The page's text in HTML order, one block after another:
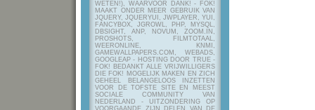
WETEN!), WAARVOOR DANK! - FOK!
MAAKT ONDER MEER GEBRUIK VAN
JQUERY, JQUERYUI, JWPLAYER, YUI,
FANCYBOX, JGROWL, PHP, MYSQL,
DBSIGHT, ANP, NOVUM, ZOOM.IN,
PROSHOTS, FILMTOTAAL,
WEERONLINE, KNMI,
GAMEWALLPAPERS.COM, WEBADS,
GOOGLEAP - HOSTING DOOR TRUE -
FOK! BEDANKT ALLE VRIJWILLIGERS
DIE FOK! MOGELIJK MAKEN EN ZICH
GEHEEL BELANGELOOS INZETTEN
VOOR DE TOFSTE SITE EN MEEST
SOCIALE COMMUNITY VAN
NEDERLAND - UITZONDERING OP
VOORGAANDE ZIJN DELEN VAN DE